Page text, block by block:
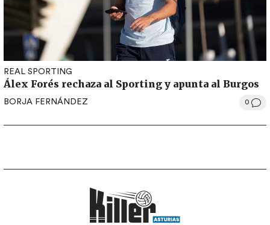
REAL SPORTING
Álex Forés rechaza al Sporting y apunta al Burgos
BORJA FERNÁNDEZ 0